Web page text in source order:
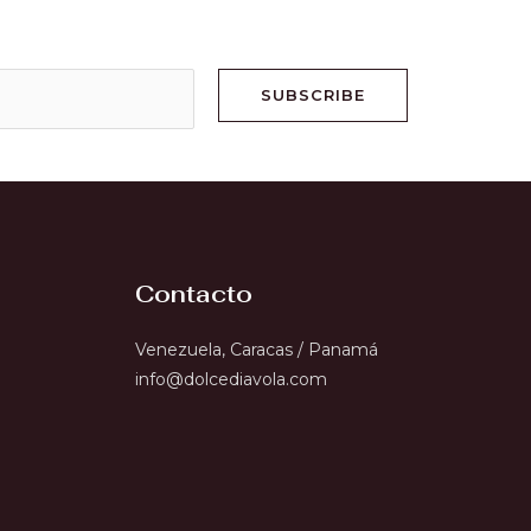
SUBSCRIBE
Contacto
Venezuela, Caracas / Panamá
info@dolcediavola.com